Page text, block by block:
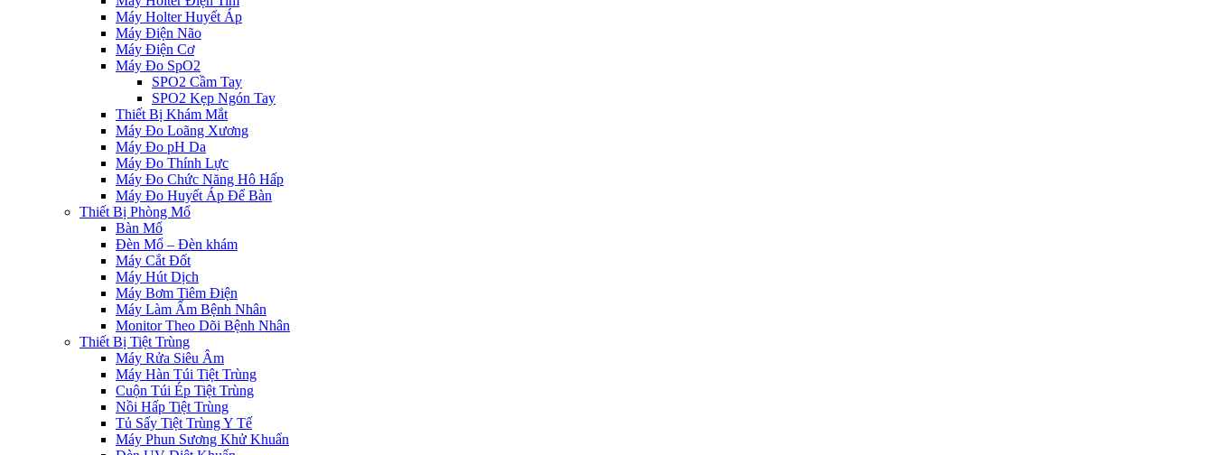
Máy Holter Huyết Áp
Máy Điện Não
Máy Điện Cơ
Máy Đo SpO2
SPO2 Cầm Tay
SPO2 Kẹp Ngón Tay
Thiết Bị Khám Mắt
Máy Đo Loãng Xương
Máy Đo pH Da
Máy Đo Thính Lực
Máy Đo Chức Năng Hô Hấp
Máy Đo Huyết Áp Để Bàn
Thiết Bị Phòng Mổ
Bàn Mổ
Đèn Mổ – Đèn khám
Máy Cắt Đốt
Máy Hút Dịch
Máy Bơm Tiêm Điện
Máy Làm Ấm Bệnh Nhân
Monitor Theo Dõi Bệnh Nhân
Thiết Bị Tiệt Trùng
Máy Rửa Siêu Âm
Máy Hàn Túi Tiệt Trùng
Cuộn Túi Ép Tiệt Trùng
Nồi Hấp Tiệt Trùng
Tủ Sấy Tiệt Trùng Y Tế
Máy Phun Sương Khử Khuẩn